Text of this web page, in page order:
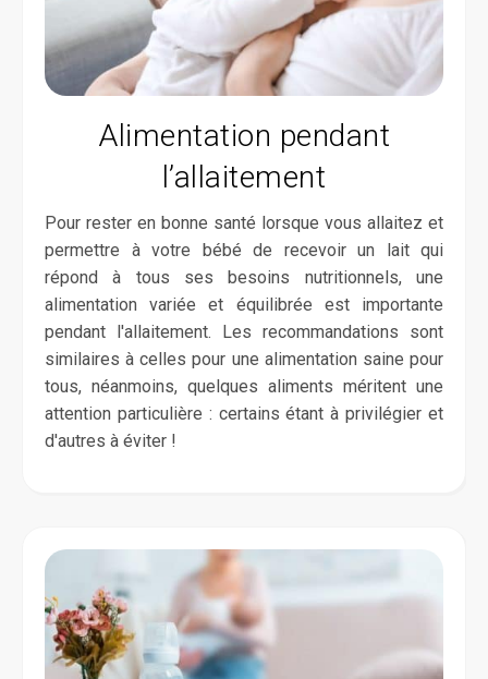
Alimentation pendant
l’allaitement
Pour rester en bonne santé lorsque vous allaitez et
permettre à votre bébé de recevoir un lait qui
répond à tous ses besoins nutritionnels, une
alimentation variée et équilibrée est importante
pendant l'allaitement. Les recommandations sont
similaires à celles pour une alimentation saine pour
tous, néanmoins, quelques aliments méritent une
attention particulière : certains étant à privilégier et
d'autres à éviter !